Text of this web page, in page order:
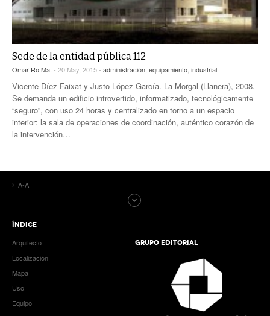
Sede de la entidad pública 112
Omar Ro.Ma. - 20 May, 2015 - administración equipamiento industrial
Vicente Díez Faixat y Justo López García. La Morgal (Llanera), 2008.
Se demanda un edificio introvertido, informatizado, tecnológicamente
“seguro”, con uso 24 horas y centralizado en torno a un espacio
interior: la sala de operaciones de coordinación, auténtico corazón de
la intervención…
A-A
ÍNDICE
Arquitecto
Localización
Mapa
Uso
Equipo
GRUPO EDITORIAL